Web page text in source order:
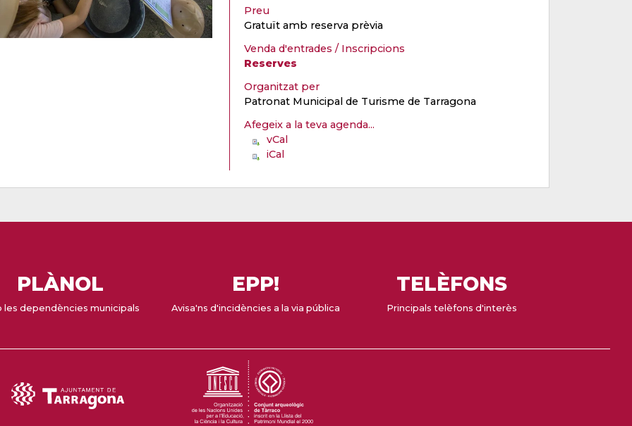
Preu
Gratuït amb reserva prèvia
Venda d'entrades / Inscripcions
Reserves
Organitzat per
Patronat Municipal de Turisme de Tarragona
Afegeix a la teva agenda...
vCal
iCal
PLÀNOL
les dependències municipals
EPP!
Avisa'ns d'incidències a la via pública
TELÈFONS
Principals telèfons d'interès